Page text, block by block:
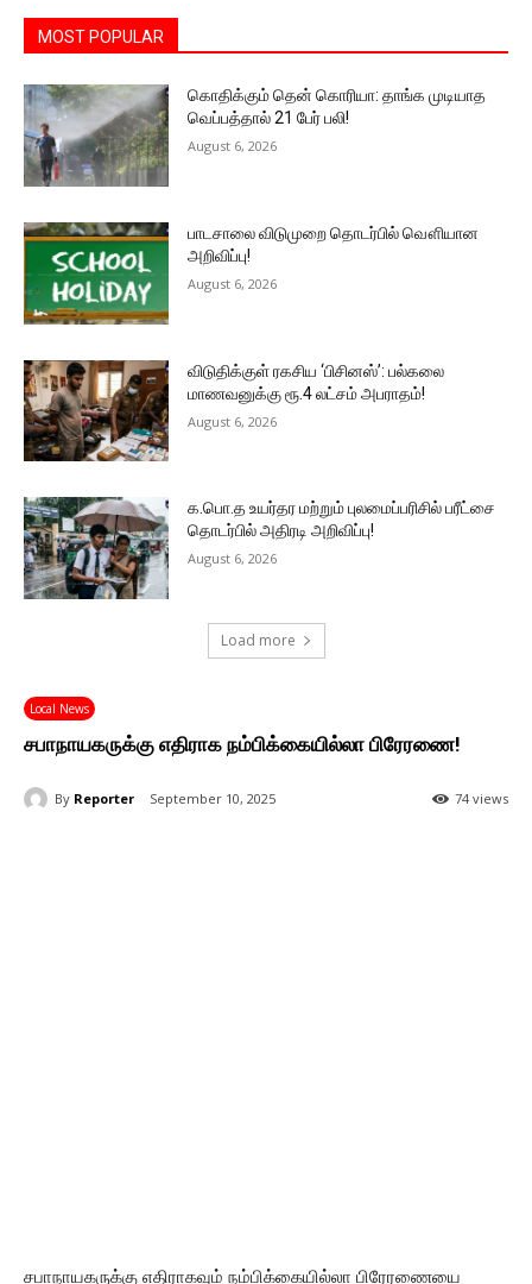
MOST POPULAR
கொதிக்கும் தென் கொரியா: தாங்க முடியாத
வெப்பத்தால் 21 பேர் பலி!
August 6, 2026
பாடசாலை விடுமுறை தொடர்பில் வௌியான
அறிவிப்பு!
August 6, 2026
விடுதிக்குள் ரகசிய ‘பிசினஸ்’: பல்கலை
மாணவனுக்கு ரூ.4 லட்சம் அபராதம்!
August 6, 2026
க.பொ.த உயர்தர மற்றும் புலமைப்பரிசில் பரீட்சை
தொடர்பில் அதிரடி அறிவிப்பு!
August 6, 2026
Load more
Local News
சபாநாயகருக்கு எதிராக நம்பிக்கையில்லா பிரேரணை!
74 views
By Reporter September 10, 2025
சபாநாயகருக்கு எதிராகவும் நம்பிக்கையில்லா பிரேரணையை